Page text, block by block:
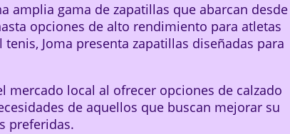
amplia gama de zapatillas que abarcan desde
opciones de alto rendimiento para atletas
Joma presenta zapatillas diseñadas para
mercado local al ofrecer opciones de calzado
de aquellos que buscan mejorar su
preferidas.